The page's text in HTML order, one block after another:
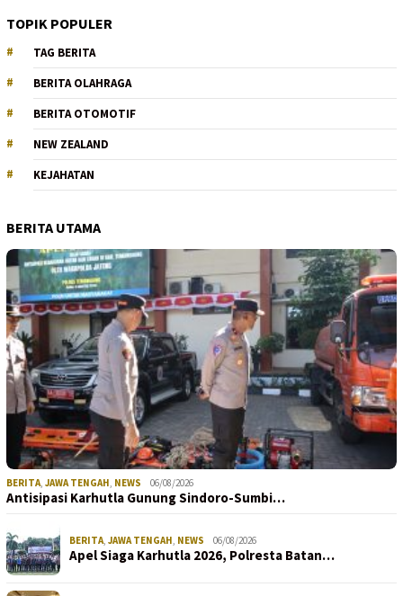
TOPIK POPULER
TAG BERITA
BERITA OLAHRAGA
BERITA OTOMOTIF
NEW ZEALAND
KEJAHATAN
BERITA UTAMA
BERITA, JAWA TENGAH, NEWS 06/08/2026
Antisipasi Karhutla Gunung Sindoro-Sumbi…
BERITA, JAWA TENGAH, NEWS 06/08/2026
Apel Siaga Karhutla 2026, Polresta Batan…